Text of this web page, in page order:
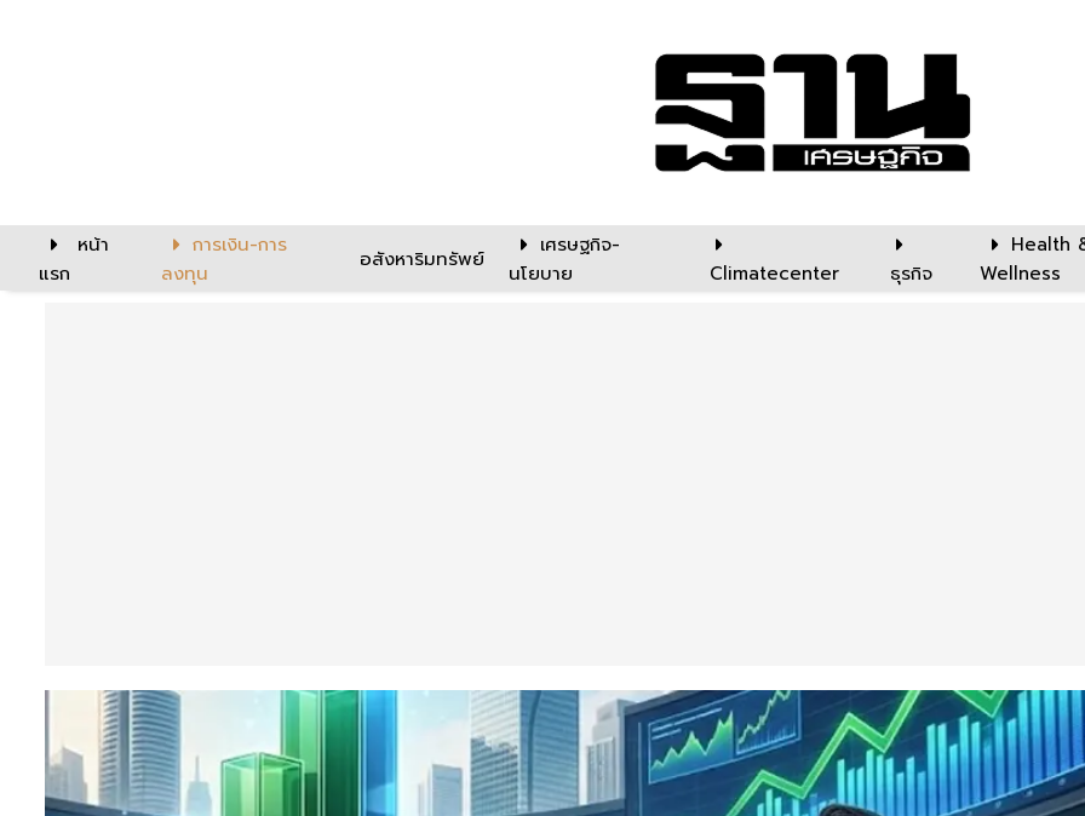
หน้า
แรก
การเงิน-การ
ลงทุน
อสังหาริมทรัพย์
เศรษฐกิจ-
นโยบาย
Climatecenter ธุรกิจ
Health
Wellness